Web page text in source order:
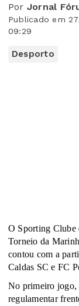
Por Jornal
Publicado em
09:29
Desporto
O Sporting Clube
Torneio da
contou com a
Caldas SC e FC
No primeiro jogo,
regulamentar